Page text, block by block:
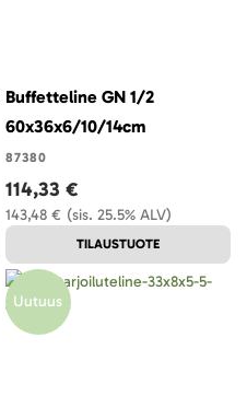
Buffetteline GN 1/2
60x36x6/10/14cm
87380
(sis. 25.5% ALV)
143,48 €
114,33 €
TILAUSTUOTE
Uutuus